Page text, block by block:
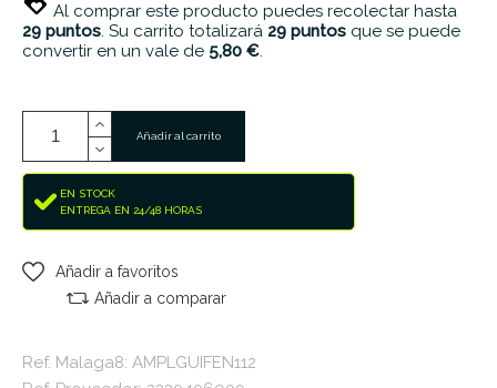
Al comprar este producto puedes recolectar hasta
29 puntos. Su carrito totalizará 29 puntos que se puede
convertir en un vale de 5,80 €.
Añadir al carrito
EN STOCK
ENTREGA EN 24/48 HORAS
Añadir a favoritos
Añadir a comparar
Ref. Malaga8: AMPLGUIFEN112